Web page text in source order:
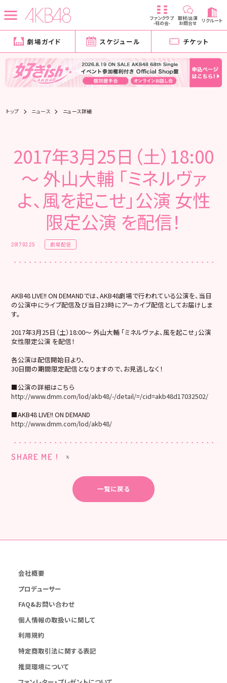
ファンクラブ
-柱の会-
取材/出演
お問合せ リクルート
劇場ガイド スケジュール チケット
トップ ニュース ニュース詳細
2017年3月25日（土）18:00
～ 外山大輔 「ミネルヴァ
よ、風を起こせ」公演 女性
限定公演 を配信！
2017.03.25 劇場配信
AKB48 LIVE!! ON DEMANDでは、AKB48劇場で行われている公演を、当日
の公演中にライブ配信及び当日23時にアーカイブ配信としてお届けしま
す。
2017年3月25日（土）18:00～ 外山大輔 「ミネルヴァよ、風を起こせ」公演
女性限定公演 を配信！
各公演は配信開始日より、
30日間の期間限定配信となりますので、お見逃しなく！
■公演の詳細はこちら
http://www.dmm.com/lod/akb48/-/detail/=/cid=akb48d17032502/
■AKB48 LIVE!! ON DEMAND
http://www.dmm.com/lod/akb48/
SHARE ME !
一覧に戻る
会社概要
プロデューサー
FAQ&お問い合わせ
個人情報の取扱いに関して
利用規約
特定商取引法に関する表記
推奨環境について